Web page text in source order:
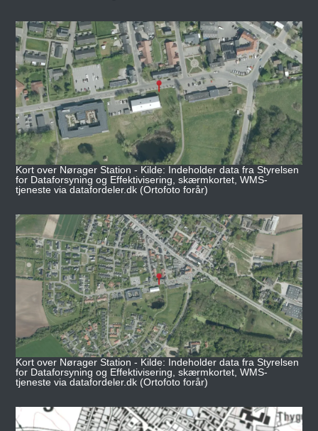
Kort over Nørager Station - Kilde: Indeholder data fra Styrelsen
for Dataforsyning og Effektivisering, skærmkortet, WMS-
tjeneste via datafordeler.dk (Ortofoto forår)
Kort over Nørager Station - Kilde: Indeholder data fra Styrelsen
for Dataforsyning og Effektivisering, skærmkortet, WMS-
tjeneste via datafordeler.dk (Ortofoto forår)